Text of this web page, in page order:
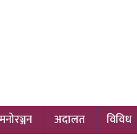
मनोरञ्जन अदालत विविध